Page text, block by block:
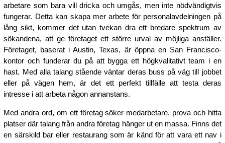
arbetare som bara vill dricka och umgås, men inte nödvändigtvis
fungerar. Detta kan skapa mer arbete för personalavdelningen på
lång sikt, kommer det utan tvekan dra ett bredare spektrum av
sökandena, att ge företaget ett större urval av möjliga anställer.
Företaget, baserat i Austin, Texas, är öppna en San Francisco-
kontor och funderar du på att bygga ett högkvalitativt team i en
hast. Med alla talang stående väntar deras buss på väg till jobbet
eller på vägen hem, är det ett perfekt tillfälle att testa deras
intresse i att arbeta någon annanstans.
Med andra ord, om ett företag söker medarbetare, prova och hitta
platser där talang från andra företag hänger ut en massa. Finns det
en särskild bar eller restaurang som är känd för att vara ett nav i